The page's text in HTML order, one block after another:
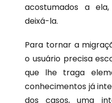
acostumados a
deixá-la.
Para tornar a
o usuário precisa
que lhe traga
conhecimentos já
dos casos, uma